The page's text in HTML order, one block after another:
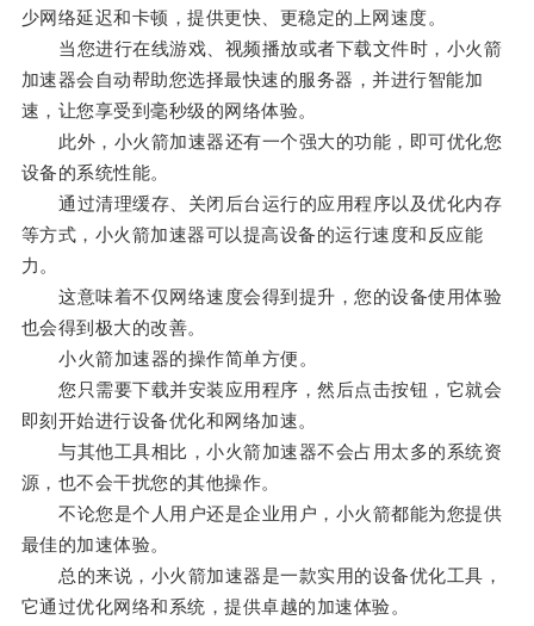
少网络延迟和卡顿，提供更快、更稳定的上网速度。
当您进行在线游戏、视频播放或者下载文件时，小火箭
加速器会自动帮助您选择最快速的服务器，并进行智能加
速，让您享受到毫秒级的网络体验。
此外，小火箭加速器还有一个强大的功能，即可优化您
设备的系统性能。
通过清理缓存、关闭后台运行的应用程序以及优化内存
等方式，小火箭加速器可以提高设备的运行速度和反应能
力。
这意味着不仅网络速度会得到提升，您的设备使用体验
也会得到极大的改善。
小火箭加速器的操作简单方便。
您只需要下载并安装应用程序，然后点击按钮，它就会
即刻开始进行设备优化和网络加速。
与其他工具相比，小火箭加速器不会占用太多的系统资
源，也不会干扰您的其他操作。
不论您是个人用户还是企业用户，小火箭都能为您提供
最佳的加速体验。
总的来说，小火箭加速器是一款实用的设备优化工具，
它通过优化网络和系统，提供卓越的加速体验。